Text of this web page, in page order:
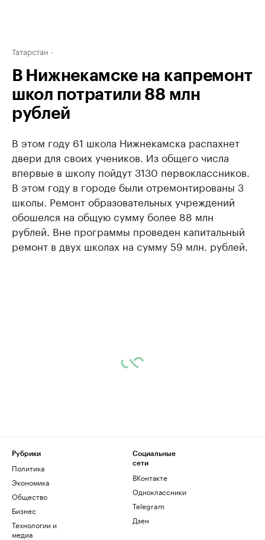
Татарстан
В Нижнекамске на капремонт
школ потратили 88 млн
рублей
В этом году 61 школа Нижнекамска распахнет
двери для своих учеников. Из общего числа
впервые в школу пойдут 3130 первоклассников.
В этом году в городе были отремонтированы 3
школы. Ремонт образовательных учреждений
обошелся на общую сумму более 88 млн
рублей. Вне программы проведен капитальный
ремонт в двух школах на сумму 59 млн. рублей.
Рубрики
Политика
Экономика
Общество
Бизнес
Технологии и
медиа
Социальные
сети
ВКонтакте
Одноклассники
Telegram
Дзен